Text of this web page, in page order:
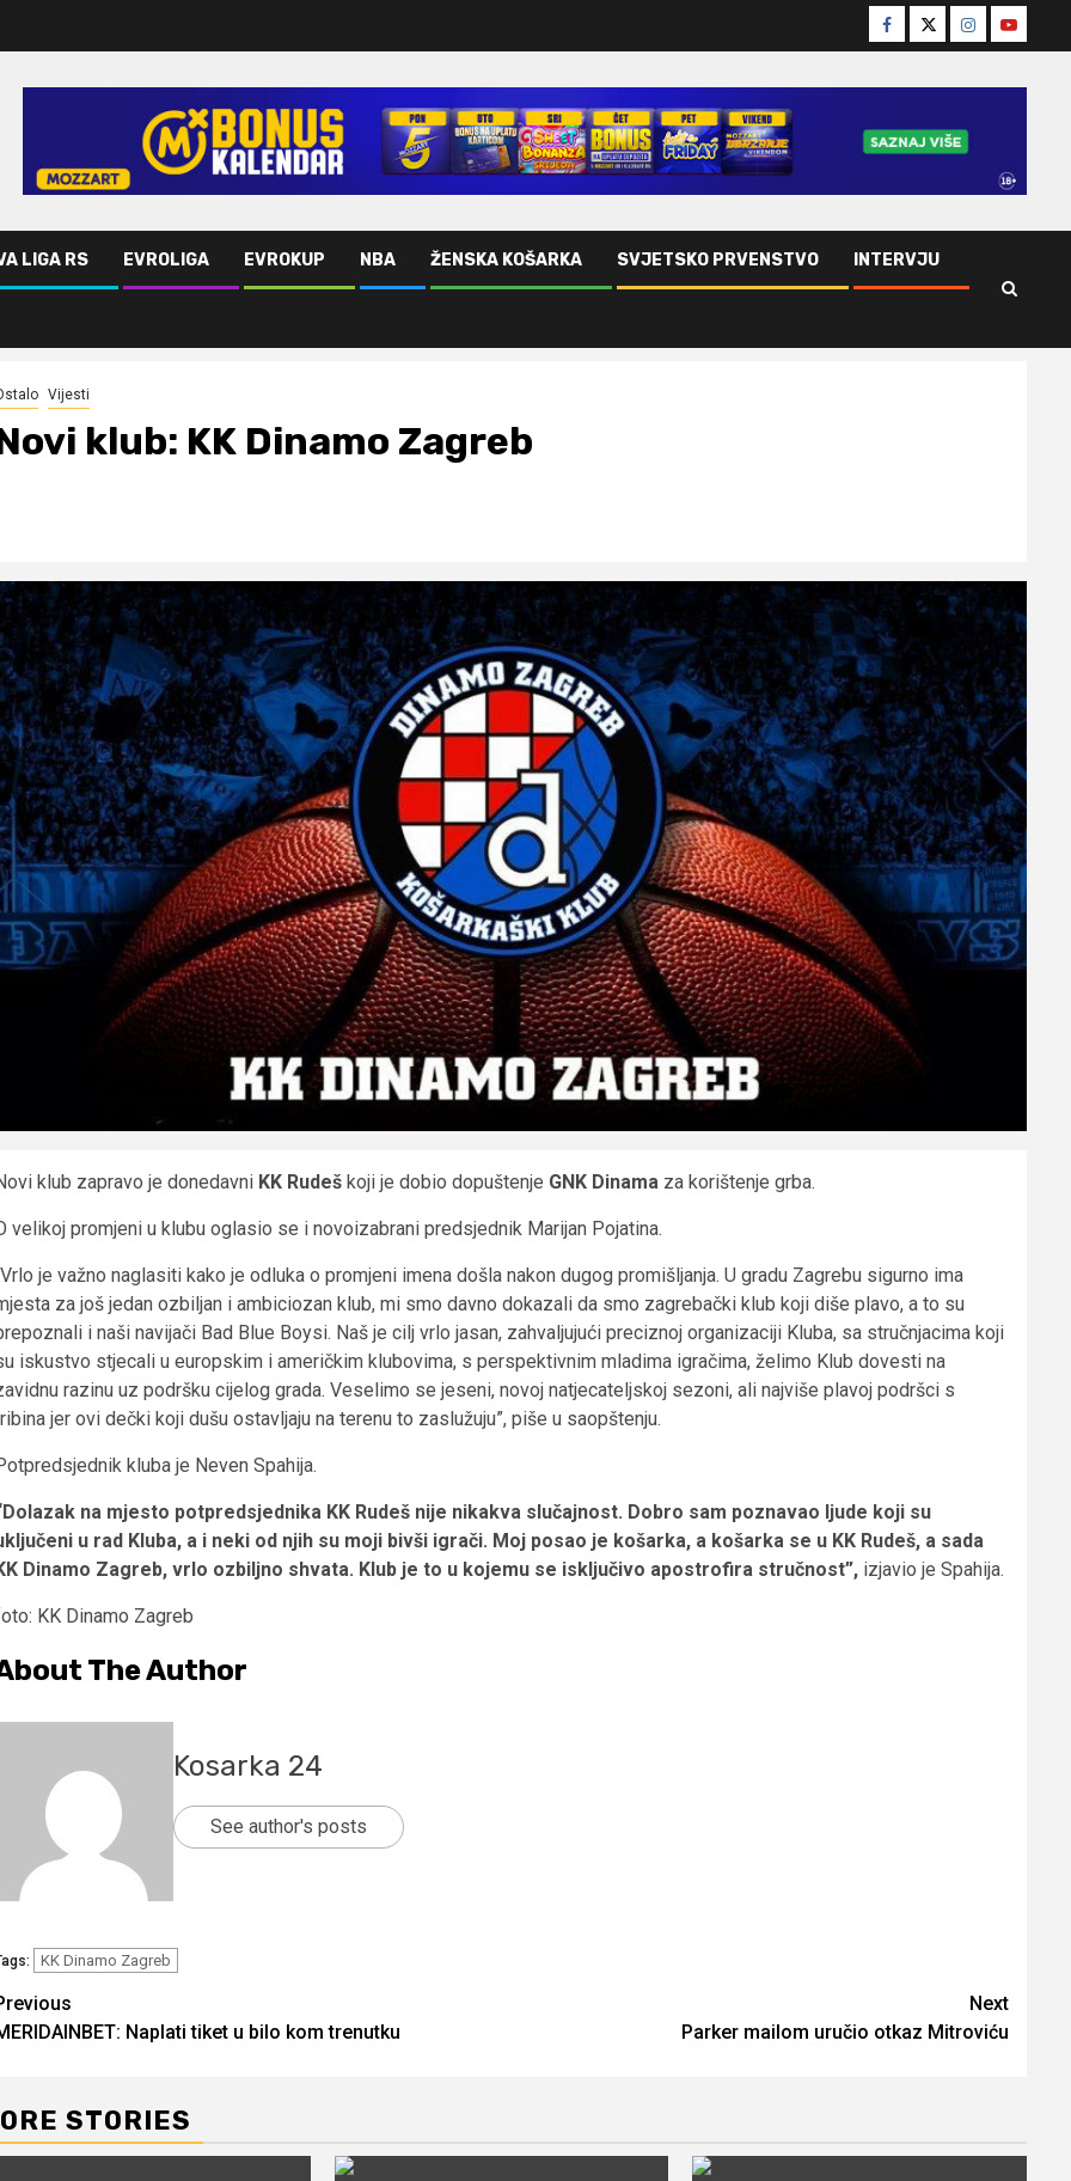
Facebook
TwitterInstagram
Youtube
LIGA RS EVROLIGA EVROKUP NBA ŽENSKA KOŠARKA SVJETSKO PRVENSTVO INTERVJU
Vijesti
klub: KK Dinamo Zagreb
klub zapravo je donedavni KK Rudeš koji je dobio dopuštenje GNK Dinama za korištenje grba.
velikoj promjeni u klubu oglasio se i novoizabrani predsjednik Marijan Pojatina.
je važno naglasiti kako je odluka o promjeni imena došla nakon dugog promišljanja. U gradu Zagrebu sigurno ima
za još jedan ozbiljan i ambiciozan klub, mi smo davno dokazali da smo zagrebački klub koji diše plavo, a to su
i naši navijači Bad Blue Boysi. Naš je cilj vrlo jasan, zahvaljujući preciznoj organizaciji Kluba, sa stručnjacima koji
iskustvo stjecali u europskim i američkim klubovima, s perspektivnim mladima igračima, želimo Klub dovesti na
razinu uz podršku cijelog grada. Veselimo se jeseni, novoj natjecateljskoj sezoni, ali najviše plavoj podršci s
jer ovi dečki koji dušu ostavljaju na terenu to zaslužuju”, piše u saopštenju.
kluba je Neven Spahija.
na mjesto potpredsjednika KK Rudeš nije nikakva slučajnost. Dobro sam poznavao ljude koji su
u rad Kluba, a i neki od njih su moji bivši igrači. Moj posao je košarka, a košarka se u KK Rudeš, a sada
Dinamo Zagreb, vrlo ozbiljno shvata. Klub je to u kojemu se isključivo apostrofira stručnost”, izjavio je Spahija.
KK Dinamo Zagreb
The Author
Kosarka 24
See author's posts
KK Dinamo Zagreb
Naplati tiket u bilo kom trenutku
Next
Parker mailom uručio otkaz Mitroviću
STORIES